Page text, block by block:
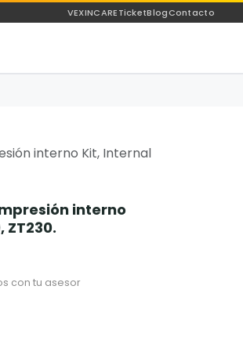
VEXINCARETicketBlogContacto
interno Kit, Internal
interno
ZT230.
con tu asesor